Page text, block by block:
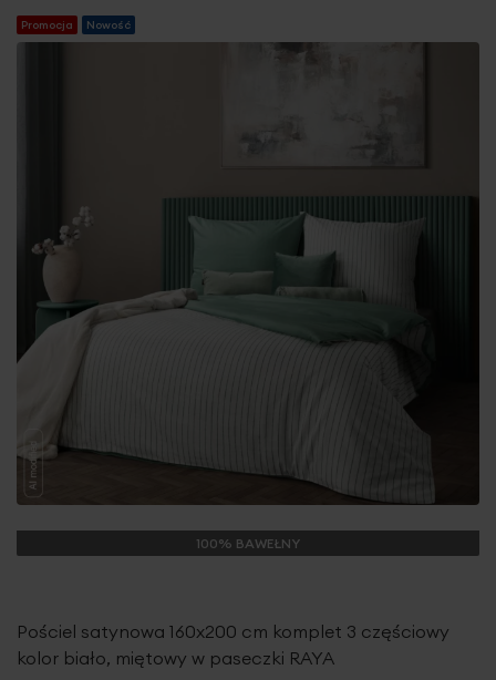
Promocja Nowość
100% BAWEŁNY
Pościel satynowa 160x200 cm komplet 3 częściowy
kolor biało, miętowy w paseczki RAYA